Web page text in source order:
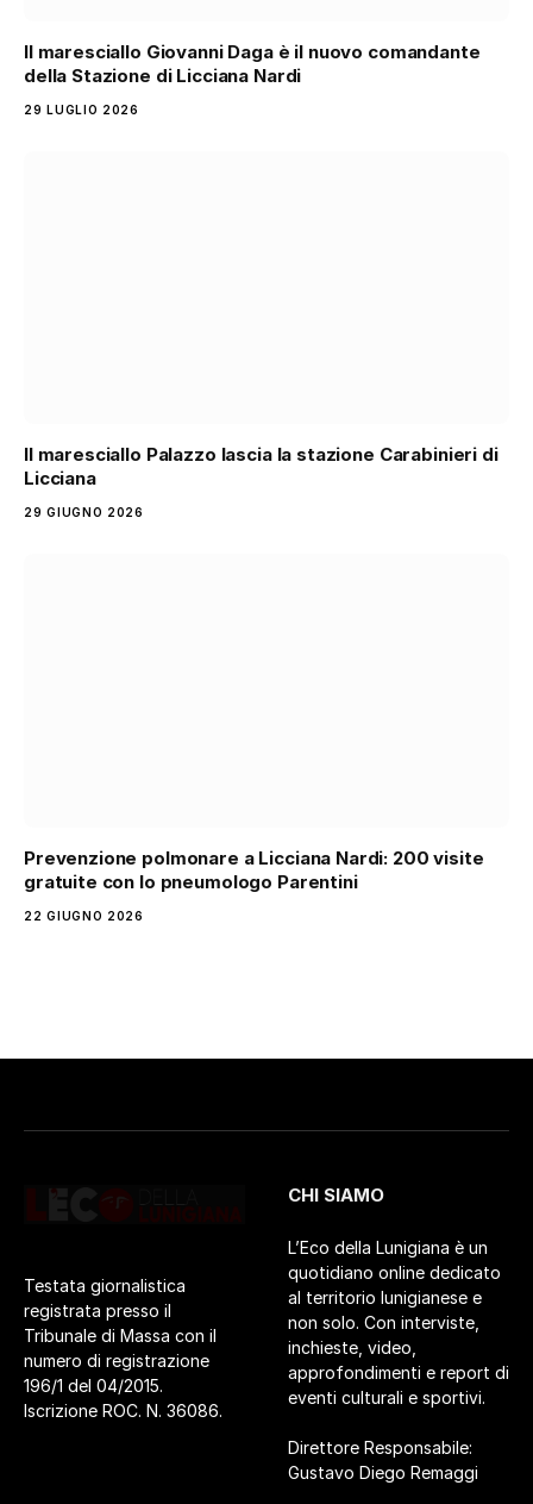
Il maresciallo Giovanni Daga è il nuovo comandante
della Stazione di Licciana Nardi
29 LUGLIO 2026
Il maresciallo Palazzo lascia la stazione Carabinieri di
Licciana
29 GIUGNO 2026
Prevenzione polmonare a Licciana Nardi: 200 visite
gratuite con lo pneumologo Parentini
22 GIUGNO 2026
Testata giornalistica
registrata presso il
Tribunale di Massa con il
numero di registrazione
196/1 del 04/2015.
Iscrizione ROC. N. 36086.
CHI SIAMO
L’Eco della Lunigiana è un
quotidiano online dedicato
al territorio lunigianese e
non solo. Con interviste,
inchieste, video,
approfondimenti e report di
eventi culturali e sportivi.
Direttore Responsabile:
Gustavo Diego Remaggi